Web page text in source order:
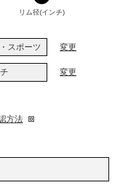
リム径(インチ)
スポーツ 変更
変更
方法